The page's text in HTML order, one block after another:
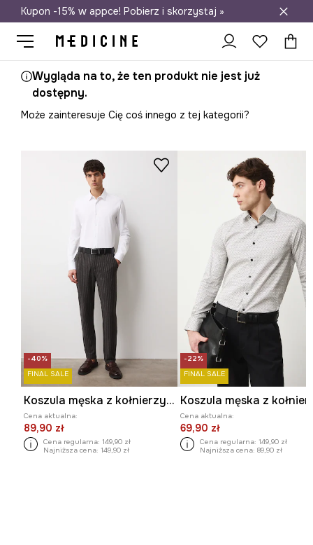
Darmowa dostawa do salonów
Kupon -15% w appce! Pobierz i skorzystaj »
Wygląda na to, że ten produkt nie jest już
dostępny.
Może zainteresuje Cię coś innego z tej kategorii?
-40%
FINAL SALE
Koszula męska z kołnierzykiem klasycznym z fakturą
Cena aktualna:
89,90 zł
Cena regularna: 149,90 zł
Najniższa cena: 149,90 zł
-22%
FINAL SALE
Cena aktualna:
69,90 zł
Cena regularna: 149,90 zł
Najniższa cena: 89,90 zł